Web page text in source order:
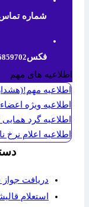
شماره
فکس
اطلاعیه های مهم
اطلاعیه
اطلاعیه ویژه اعضاء
اطلاعیه گرد همایی
اطلاعیه اعلام نرخ
دریافت جواز
استعلام